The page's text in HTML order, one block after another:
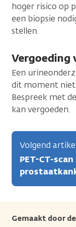
hoger risico op
een biopsie
stellen.
Vergoeding
Een
dit moment niet
Bespreek met
kan vergoeden.
Volgend
PET-CT-
Gemaakt door